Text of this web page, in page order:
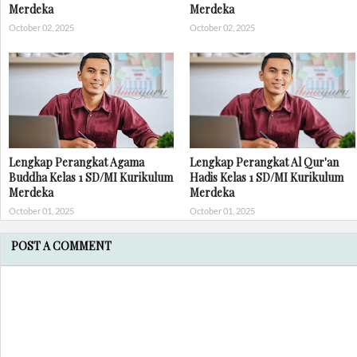
Merdeka
October 02, 2025
Merdeka
October 02, 2025
Lengkap Perangkat Agama
Buddha Kelas 1 SD/MI Kurikulum
Merdeka
October 01, 2025
Lengkap Perangkat Al Qur'an
Hadis Kelas 1 SD/MI Kurikulum
Merdeka
October 01, 2025
POST A COMMENT